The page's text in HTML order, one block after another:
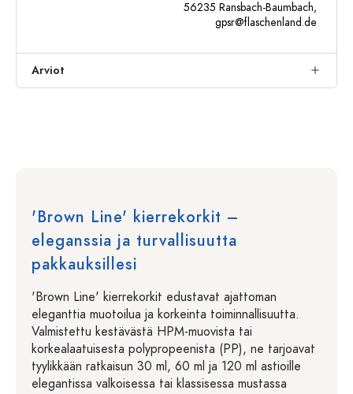
56235 Ransbach-Baumbach,
gpsr@flaschenland.de
Arviot
'Brown Line' kierrekorkit –
eleganssia ja turvallisuutta
pakkauksillesi
'Brown Line' kierrekorkit edustavat ajattoman
eleganttia muotoilua ja korkeinta toiminnallisuutta.
Valmistettu kestävästä HPM-muovista tai
korkealaatuisesta polypropeenista (PP), ne tarjoavat
tyylikkään ratkaisun 30 ml, 60 ml ja 120 ml astioille
elegantissa valkoisessa tai klassisessa mustassa